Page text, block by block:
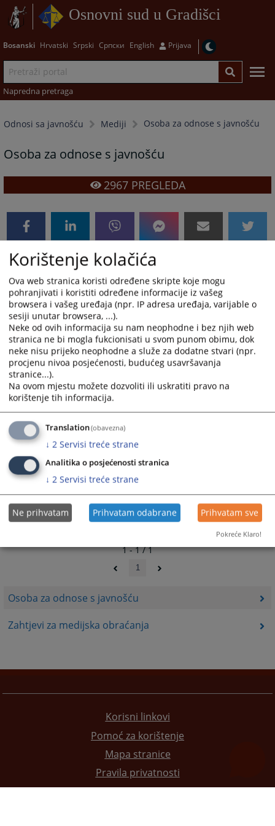
Osnovni sud u Gradišci
Bosanski Hrvatski Srpski Српски English Prijava
Napredna pretraga
Odnosi sa javnošću Mediji Osoba za odnose s javnošću
Osoba za odnose s javnošću
Zahtjevi za medijska obraćanja
Osoba za odnose s javnošću
2967PREGLEDA
1 - 1 / 1
1
Korisni linkovi
Pomoć za korištenje
Mapa stranice
Pravila privatnosti
Korištenje kolačića
Ova web stranica koristi određene skripte koje mogu
pohranjivati i koristiti određene informacije iz vašeg
browsera i vašeg uređaja (npr. IP adresa uređaja, varijable o
sesiji unutar browsera, ...).
Neke od ovih informacija su nam neophodne i bez njih web
stranica ne bi mogla fukcionisati u svom punom obimu, dok
neke nisu prijeko neophodne a služe za dodatne stvari (npr.
procjenu nivoa posjećenosti, budućeg usavršavanja
stranice...).
Na ovom mjestu možete dozvoliti ili uskratiti pravo na
korištenje tih informacija.
Translation(obavezna)
↓ 2 Servisi treće strane
Analitika o posjećenosti stranica
↓ 2 Servisi treće strane
Ne prihvatam Prihvatam odabrane Prihvatam sve
Pokreće Klaro!